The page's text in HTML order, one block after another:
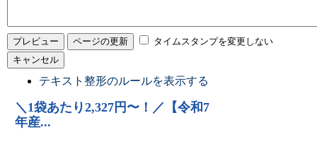
タイムスタンプを変更しない
テキスト整形のルールを表示する